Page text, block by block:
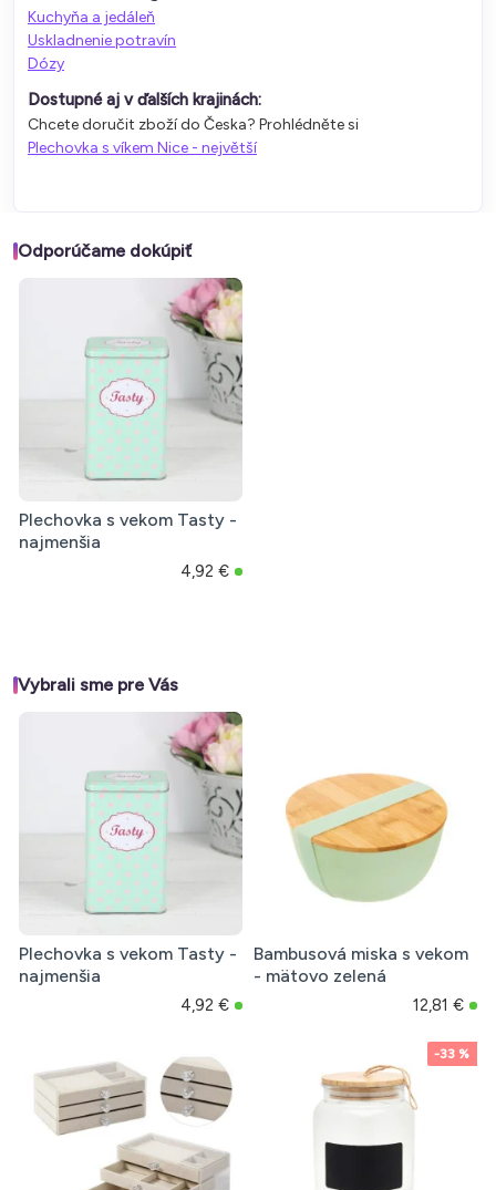
Kuchyňa a jedáleň
Uskladnenie potravín
Dózy
Dostupné aj v ďalších krajinách:
Chcete doručit zboží do Česka? Prohlédněte si
Plechovka s víkem Nice - největší
Odporúčame dokúpiť
Plechovka s vekom Tasty -
najmenšia
4,92 €
Vybrali sme pre Vás
Plechovka s vekom Tasty -
najmenšia
4,92 €
Bambusová miska s vekom
- mätovo zelená
12,81 €
-33 %